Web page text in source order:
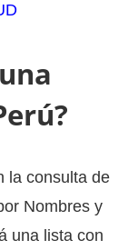
la consulta de
Nombres y
una lista con